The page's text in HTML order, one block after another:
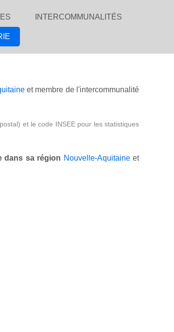
INTERCOMMUNALITÉS
et membre de l'intercommunalité
et le code INSEE pour les statistiques
dans sa région Nouvelle-Aquitaineet